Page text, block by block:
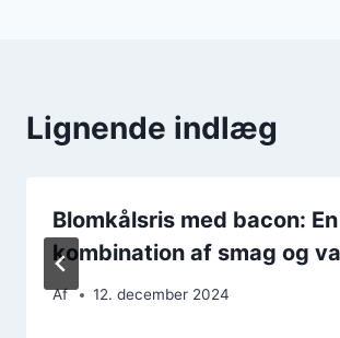
Lignende indlæg
Blomkålsris med bacon:
kombination af smag og
Af 12. december 2024